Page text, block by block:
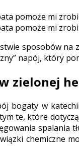
sposobów
napój, który
zielonej
bogaty w
te, które
spalania
chemiczne